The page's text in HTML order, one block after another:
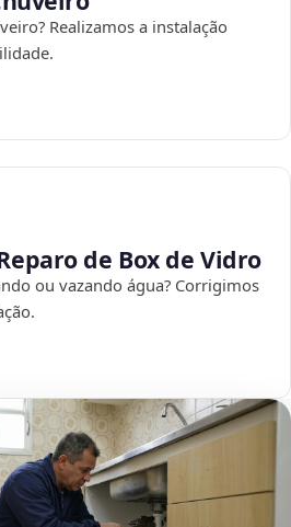
Realizamos a instalação
de Box de Vidro
ou vazando água? Corrigimos